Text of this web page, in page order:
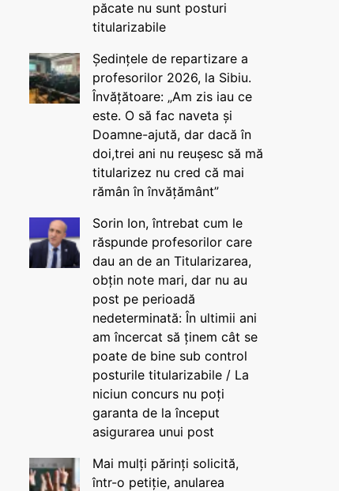
păcate nu sunt posturi
titularizabile
Ședințele de repartizare a
profesorilor 2026, la Sibiu.
Învățătoare: „Am zis iau ce
este. O să fac naveta și
Doamne-ajută, dar dacă în
doi,trei ani nu reușesc să mă
titularizez nu cred că mai
rămân în învățământ”
Sorin Ion, întrebat cum le
răspunde profesorilor care
dau an de an Titularizarea,
obțin note mari, dar nu au
post pe perioadă
nedeterminată: În ultimii ani
am încercat să ținem cât se
poate de bine sub control
posturile titularizabile / La
niciun concurs nu poți
garanta de la început
asigurarea unui post
Mai mulți părinți solicită,
într-o petiție, anularea